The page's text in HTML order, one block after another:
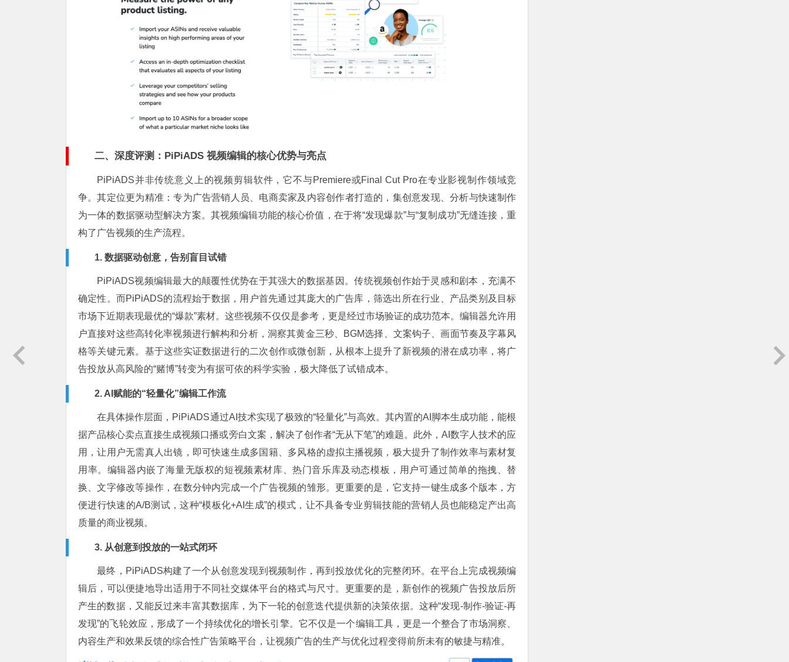
二、深度评测：PiPiADS 视频编辑的核心优势与亮点
PiPiADS并非传统意义上的视频剪辑软件，它不与Premiere或Final Cut Pro在专业影视制作领域竞
争。其定位更为精准：专为广告营销人员、电商卖家及内容创作者打造的，集创意发现、分析与快速制作
为一体的数据驱动型解决方案。其视频编辑功能的核心价值，在于将“发现爆款”与“复制成功”无缝连接，重
构了广告视频的生产流程。
1. 数据驱动创意，告别盲目试错
PiPiADS视频编辑最大的颠覆性优势在于其强大的数据基因。传统视频创作始于灵感和剧本，充满不
确定性。而PiPiADS的流程始于数据，用户首先通过其庞大的广告库，筛选出所在行业、产品类别及目标
市场下近期表现最优的“爆款”素材。这些视频不仅仅是参考，更是经过市场验证的成功范本。编辑器允许用
户直接对这些高转化率视频进行解构和分析，洞察其黄金三秒、BGM选择、文案钩子、画面节奏及字幕风
格等关键元素。基于这些实证数据进行的二次创作或微创新，从根本上提升了新视频的潜在成功率，将广
告投放从高风险的“赌博”转变为有据可依的科学实验，极大降低了试错成本。
2. AI赋能的“轻量化”编辑工作流
在具体操作层面，PiPiADS通过AI技术实现了极致的“轻量化”与高效。其内置的AI脚本生成功能，能根
据产品核心卖点直接生成视频口播或旁白文案，解决了创作者“无从下笔”的难题。此外，AI数字人技术的应
用，让用户无需真人出镜，即可快速生成多国籍、多风格的虚拟主播视频，极大提升了制作效率与素材复
用率。编辑器内嵌了海量无版权的短视频素材库、热门音乐库及动态模板，用户可通过简单的拖拽、替
换、文字修改等操作，在数分钟内完成一个广告视频的雏形。更重要的是，它支持一键生成多个版本，方
便进行快速的A/B测试，这种“模板化+AI生成”的模式，让不具备专业剪辑技能的营销人员也能稳定产出高
质量的商业视频。
3. 从创意到投放的一站式闭环
最终，PiPiADS构建了一个从创意发现到视频制作，再到投放优化的完整闭环。在平台上完成视频编
辑后，可以便捷地导出适用于不同社交媒体平台的格式与尺寸。更重要的是，新创作的视频广告投放后所
产生的数据，又能反过来丰富其数据库，为下一轮的创意迭代提供新的决策依据。这种“发现-制作-验证-再
发现”的飞轮效应，形成了一个持续优化的增长引擎。它不仅是一个编辑工具，更是一个整合了市场洞察、
内容生产和效果反馈的综合性广告策略平台，让视频广告的生产与优化过程变得前所未有的敏捷与精准。